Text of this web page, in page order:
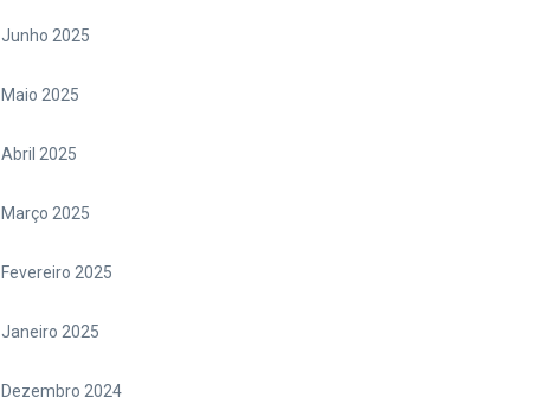
Junho 2025
Maio 2025
Abril 2025
Março 2025
Fevereiro 2025
Janeiro 2025
Dezembro 2024